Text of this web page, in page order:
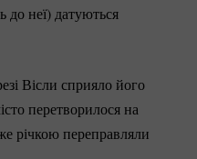
неї) датуються
Вісли сприяло його
перетворилося на
річкою переправляли